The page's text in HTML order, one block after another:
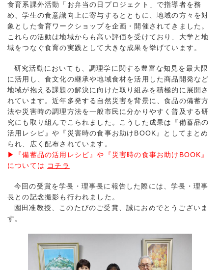
食育系課外活動「お弁当の日プロジェクト」で指導者を務
め、学生の食意識向上に寄与するとともに、地域の方々を対
象とした食育ワークショップを企画・開催されてきました。
これらの活動は地域からも高い評価を受けており、大学と地
域をつなぐ食育の実践として大きな成果を挙げています。
研究活動においても、調理学に関する豊富な知見を最大限
に活用し、食文化の継承や地域食材を活用した商品開発など
地域が抱える課題の解決に向けた取り組みを積極的に展開さ
れています。近年多発する自然災害を背景に、食品の備蓄方
法や災害時の調理方法を一般市民に分かりやすく普及する研
究にも取り組んでこられました。こうした成果は『備蓄品の
活用レシピ』や『災害時の食事お助けBOOK』としてまとめ
られ、広く配布されています。
▶『備蓄品の活用レシピ』や『災害時の食事お助けBOOK』
については コチラ
今回の受賞を学長・理事長に報告した際には、学長・理事
長との記念撮影も行われました。
園田准教授、このたびのご受賞、誠におめでとうございま
す。